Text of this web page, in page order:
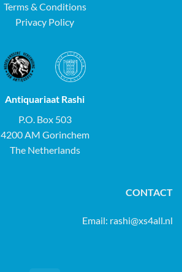
Terms & Conditions
Privacy Policy
Antiquariaat Rashi
P.O. Box 503
4200 AM Gorinchem
The Netherlands
CONTACT
Email: rashi@xs4all.nl